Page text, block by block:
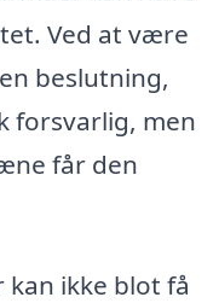
Ved at være
beslutning,
forsvarlig, men
får den
ikke blot få